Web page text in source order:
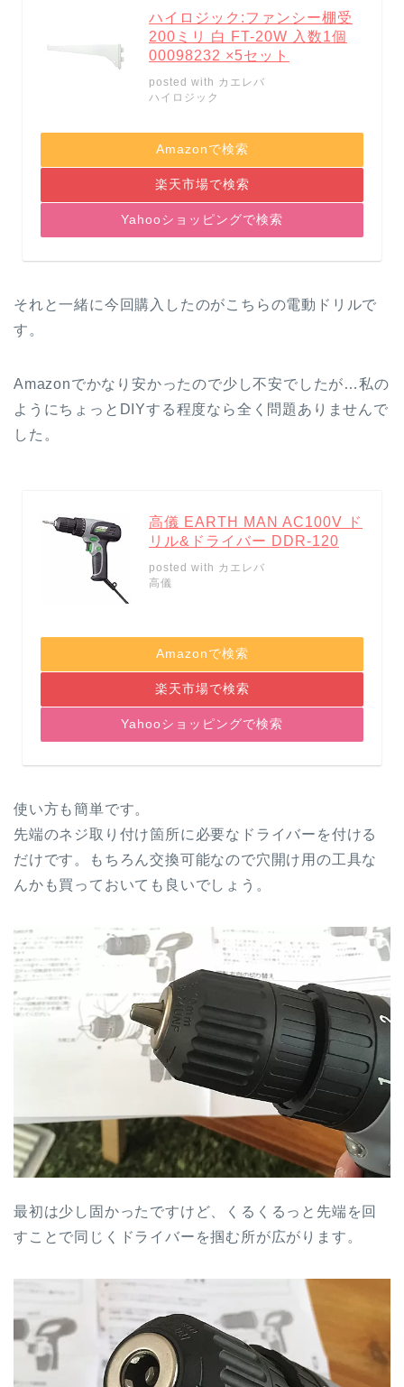
ハイロジック:ファンシー棚受
200ミリ 白 FT-20W 入数1個
00098232 ×5セット
posted with カエレバ
ハイロジック
Amazonで検索
楽天市場で検索
Yahooショッピングで検索
それと一緒に今回購入したのがこちらの電動ドリルで
す。
Amazonでかなり安かったので少し不安でしたが…私の
ようにちょっとDIYする程度なら全く問題ありませんで
した。
高儀 EARTH MAN AC100V ド
リル&ドライバー DDR-120
posted with カエレバ
高儀
Amazonで検索
楽天市場で検索
Yahooショッピングで検索
使い方も簡単です。
先端のネジ取り付け箇所に必要なドライバーを付ける
だけです。もちろん交換可能なので穴開け用の工具な
んかも買っておいても良いでしょう。
最初は少し固かったですけど、くるくるっと先端を回
すことで同じくドライバーを掴む所が広がります。